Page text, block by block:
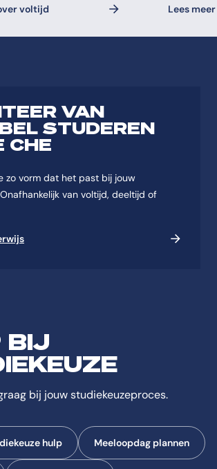
voltijd Lees
VAN
STUDEREN
CHE
zo vorm dat het past bij jouw
van voltijd, deeltijd of
BIJ
bij jouw studiekeuzeproces.
hulp Meeloopdag plannen